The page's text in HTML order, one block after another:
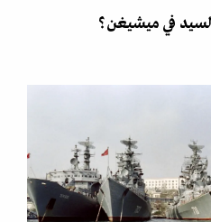
في ميشيغن؟